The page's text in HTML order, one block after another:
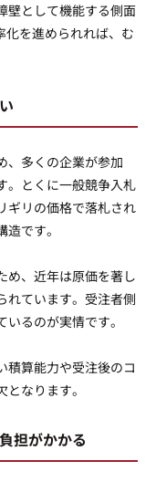
壁として機能する側面
化を進められれば、む
、多くの企業が参加
。とくに一般競争入札
ギリの価格で落札され
です。
め、近年は原価を著し
れています。受注者側
るのが実情です。
積算能力や受注後のコ
なります。
担がかかる